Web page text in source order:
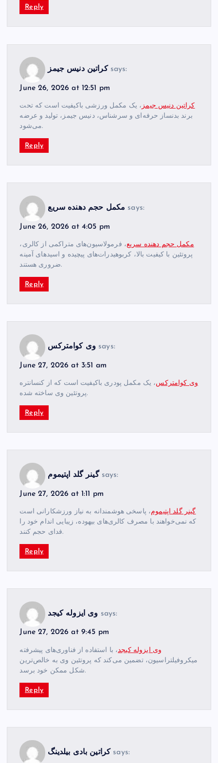
Reply
کراتین دنیس جیمز says:
June 26, 2026 at 12:51 pm
کراتین دنیس جیمز ، یک مکمل ورزشی باکیفیت است که تحت
برند بدنساز حرفه‌ای و سرشناس، دنیس جیمز، تولید و عرضه
می‌شود.
Reply
مکمل حجم‌ دهنده سریع says:
June 26, 2026 at 4:05 pm
مکمل حجم‌ دهنده سریع، فرمولاسیون‌های متراکمی از کالری،
پروتئین با کیفیت بالا، کربوهیدرات‌های پیچیده و اسیدهای آمینه
ضروری هستند.
Reply
وی کوامترکس says:
June 27, 2026 at 3:51 am
وی کوامترکس، یک مکمل پودری باکیفیت است که از کنسانتره
پروتئین وی ساخته شده.
Reply
گینر گلد اپتیموم says:
June 27, 2026 at 1:11 pm
گینر گلد اپتیموم، پاسخی هوشمندانه به نیاز ورزشکارانی است
که نمی‌خواهند با مصرف کالری‌های بیهوده، زیبایی اندام خود را
فدای حجم کنند.
Reply
وی ایزوله کیجد says:
June 27, 2026 at 9:45 pm
وی ایزوله کیجد، با استفاده از فناوری‌های پیشرفته
میکروفیلتراسیون، تضمین می‌کند که پروتئین وی به خالص‌ترین
شکل ممکن خود برسد.
Reply
کراتین بادی بیلدینگ says: